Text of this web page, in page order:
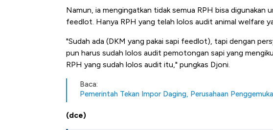
Namun, ia mengingatkan tidak semua RPH bisa digunakan
feedlot. Hanya RPH yang telah lolos audit animal welfare
"Sudah ada (DKM yang pakai sapi feedlot), tapi dengan
pun harus sudah lolos audit pemotongan sapi yang
RPH yang sudah lolos audit itu," pungkas Djoni.
Baca:
Pemerintah Tekan Impor Daging, Perusahaan
(dce)